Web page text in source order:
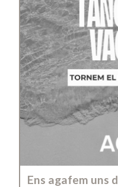
Ens agafem uns